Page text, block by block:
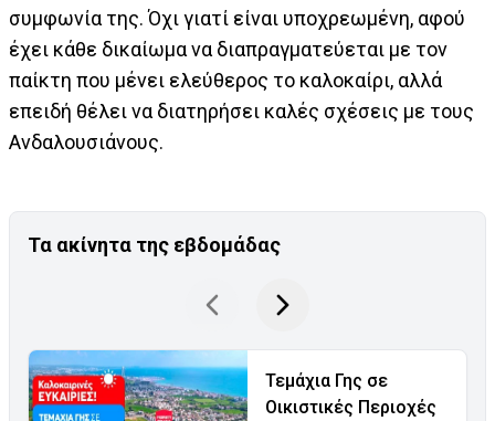
συμφωνία της. Όχι γιατί είναι υποχρεωμένη, αφού
έχει κάθε δικαίωμα να διαπραγματεύεται με τον
παίκτη που μένει ελεύθερος το καλοκαίρι, αλλά
επειδή θέλει να διατηρήσει καλές σχέσεις με τους
Ανδαλουσιάνους.
Τα ακίνητα της εβδομάδας
Τεμάχια Γης σε
Οικιστικές Περιοχές